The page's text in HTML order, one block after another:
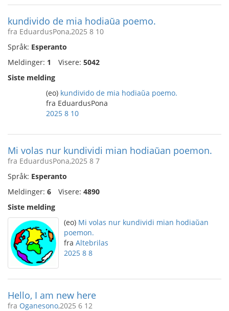
kundivido de mia hodiaŭa poemo.
fra EduardusPona,2025 8 10
Språk: Esperanto
Meldinger: 1 Visere: 5042
Siste melding
(eo) kundivido de mia hodiaŭa poemo.
fra EduardusPona
2025 8 10
Mi volas nur kundividi mian hodiaŭan poemon.
fra EduardusPona,2025 8 7
Språk: Esperanto
Meldinger: 6 Visere: 4890
Siste melding
(eo) Mi volas nur kundividi mian hodiaŭan
poemon.
fra Altebrilas
2025 8 8
Hello, I am new here
fra Oganesono,2025 6 12